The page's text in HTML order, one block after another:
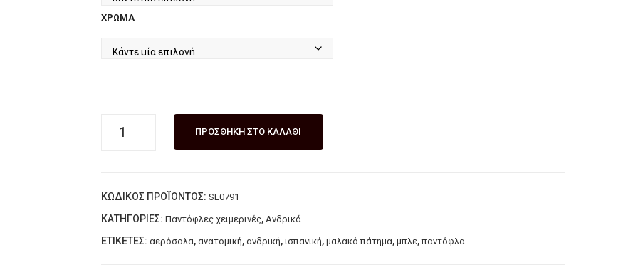
ΧΡΏΜΑ
αερόσολα
GABRIEL
ποσότητα
ΠΡΟΣΘΉΚΗ ΣΤΟ ΚΑΛΆΘΙ
ΚΩΔΙΚΌΣ ΠΡΟΪΌΝΤΟΣ: SL0791
ΚΑΤΗΓΟΡΊΕΣ: Παντόφλες χειμερινές, Ανδρικά
ΕΤΙΚΈΤΕΣ: αερόσολα, ανατομική, ανδρική, ισπανική, μαλακό πάτημα, μπλε,παντόφλα